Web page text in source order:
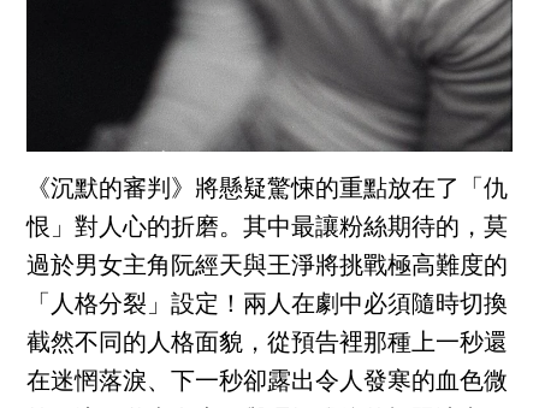
《沉默的審判》將懸疑驚悚的重點放在了「仇
恨」對人心的折磨。其中最讓粉絲期待的，莫
過於男女主角阮經天與王淨將挑戰極高難度的
「人格分裂」設定！兩人在劇中必須隨時切換
截然不同的人格面貌，從預告裡那種上一秒還
在迷惘落淚、下一秒卻露出令人發寒的血色微